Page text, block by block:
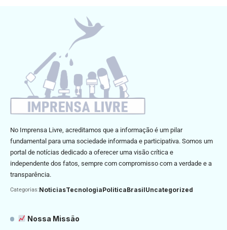
No Imprensa Livre, acreditamos que a informação é um pilar
fundamental para uma sociedade informada e participativa. Somos um
portal de notícias dedicado a oferecer uma visão crítica e
independente dos fatos, sempre com compromisso com a verdade e a
transparência.
Categorias:NoticiasTecnologiaPoliticaBrasilUncategorized
Nossa Missão